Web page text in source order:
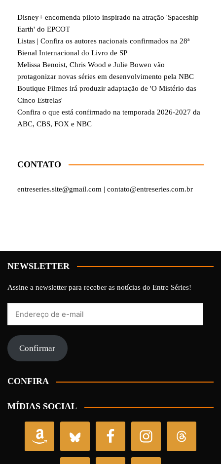
Disney+ encomenda piloto inspirado na atração 'Spaceship
Earth' do EPCOT
Listas | Confira os autores nacionais confirmados na 28ª
Bienal Internacional do Livro de SP
Melissa Benoist, Chris Wood e Julie Bowen vão
protagonizar novas séries em desenvolvimento pela NBC
Boutique Filmes irá produzir adaptação de 'O Mistério das
Cinco Estrelas'
Confira o que está confirmado na temporada 2026-2027 da
ABC, CBS, FOX e NBC
CONTATO
entreseries.site@gmail.com | contato@entreseries.com.br
NEWSLETTER
Assine a newsletter para receber as notícias do Entre Séries!
mail Confirmar
CONFIRA
MÍDIAS SOCIAL